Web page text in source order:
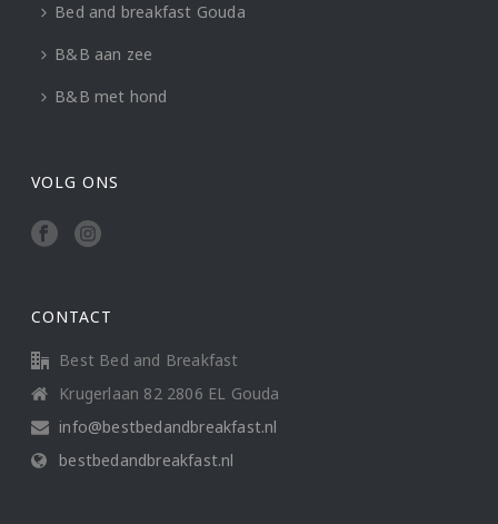
Bed and breakfast Gouda
B&B aan zee
B&B met hond
VOLG ONS
CONTACT
Best Bed and Breakfast
Krugerlaan 82 2806 EL Gouda
info@bestbedandbreakfast.nl
bestbedandbreakfast.nl